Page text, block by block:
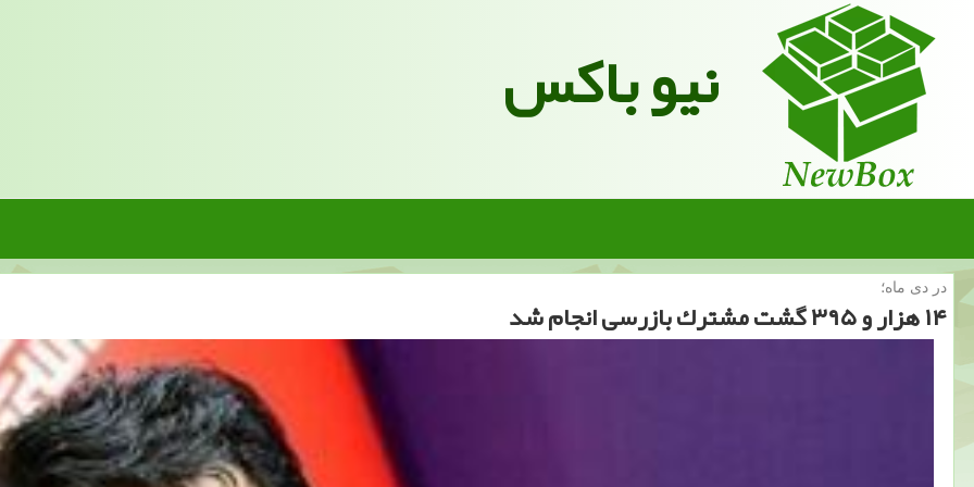
نیو باکس
در دی ماه؛
۱۴ هزار و ۳۹۵ گشت مشترك بازرسی انجام شد